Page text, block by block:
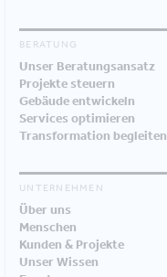
BERATUNG
Unser Beratungsansatz
Projekte steuern
Gebäude entwickeln
Services optimieren
Transformation begleiten
UNTERNEHMEN
Über uns
Menschen
Kunden & Projekte
Unser Wissen